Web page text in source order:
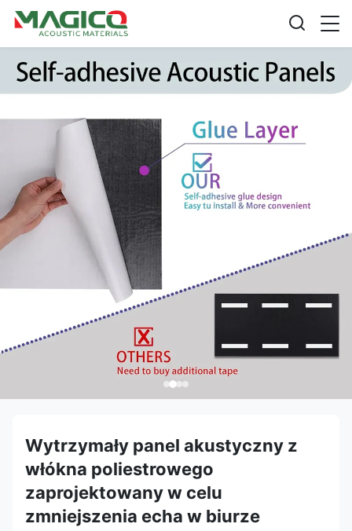
Wytrzymały panel akustyczny z
włókna poliestrowego
zaprojektowany w celu
zmniejszenia echa w biurze